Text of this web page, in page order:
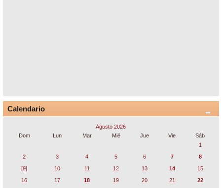
Calendario
Agosto 2026
Dom
Lun Mar Mié Jue Vie
Sáb
1
2
3 4 5 6 7
8
[9]
10 11 12 13 14
15
16
17 18 19 20 21
22